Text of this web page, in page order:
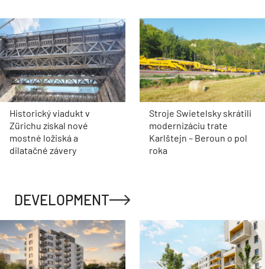
Historický viadukt v
Zürichu získal nové
mostné ložiská a
dilatačné závery
Stroje Swietelsky skrátili
modernizáciu trate
Karlštejn – Beroun o pol
roka
DEVELOPMENT